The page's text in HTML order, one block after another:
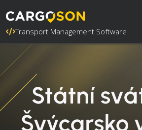
Transport Management Software
Státní
Švýcarsko